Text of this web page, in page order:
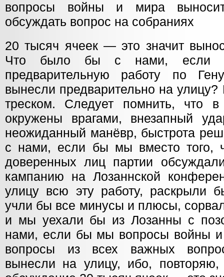
вопросы войны и мира
обсуждать вопрос на собраниях
20 тысяч ячеек — это значит
Что было бы с нами,
предварительную работу по
вынесли предварительно на
треском. Следует помнить, что
окружены врагами, внезапный
неожиданный манёвр, быстрота
с нами, если бы мы вместо того,
доверенных лиц партии
кампанию на Лозаннской
улицу всю эту работу, раскрыли
учли бы все минусы и плюсы,
и мы уехали бы из Лозанны с
нами, если бы мы вопросы войны
вопросы из всех важных
вынесли на улицу, ибо,